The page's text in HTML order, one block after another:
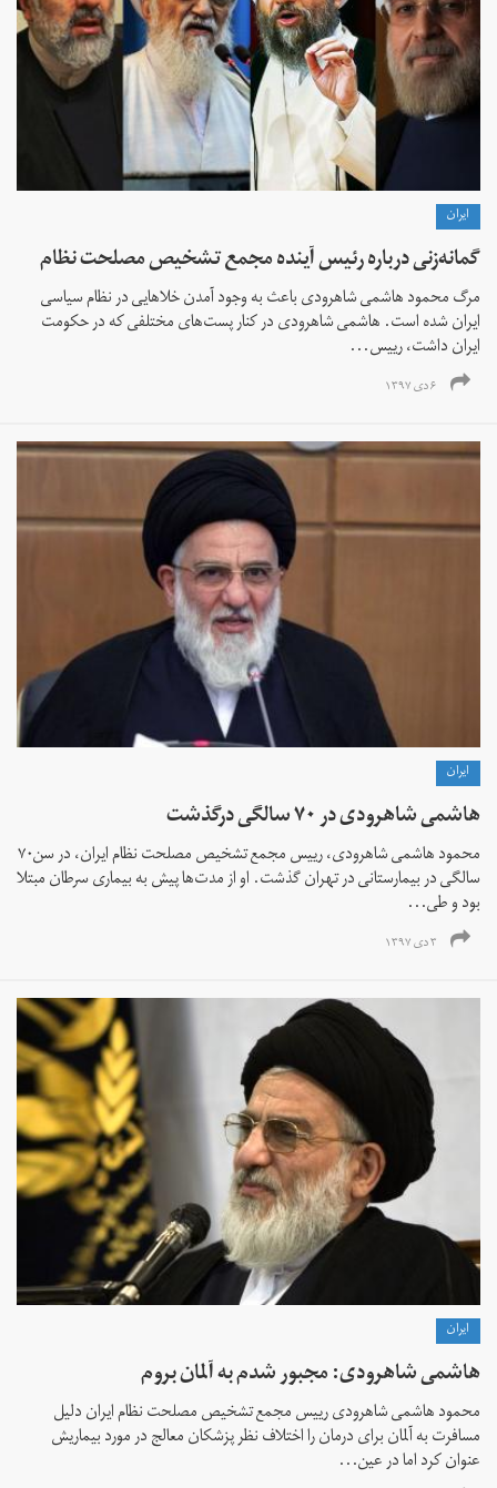
ايران
گمانه‌زنی درباره رئیس آینده مجمع تشخیص مصلحت نظام
مرگ محمود هاشمی شاهرودی باعث به وجود آمدن خلاهایی در نظام سیاسی
ایران شده است. هاشمی شاهرودی در کنار پست‌های مختلفی که در حکومت
ایران داشت،‌ رییس...
۶ دی ۱۳۹۷
ايران
هاشمی شاهرودی در ۷۰ سالگی درگذشت
محمود هاشمی شاهرودی، رییس مجمع تشخیص مصلحت نظام ایران، در سن۷۰
سالگی در بیمارستانی در تهران گذشت. او از مدت‌ها پیش به بیماری سرطان مبتلا
بود و طی...
۳ دی ۱۳۹۷
ايران
هاشمی شاهرودی: مجبور شدم به آلمان بروم
محمود هاشمی شاهرودی رییس مجمع تشخیص مصلحت نظام ایران دلیل
مسافرت به آلمان برای درمان را اختلاف نظر پزشکان معالج در مورد بیماریش
عنوان کرد اما در عین...